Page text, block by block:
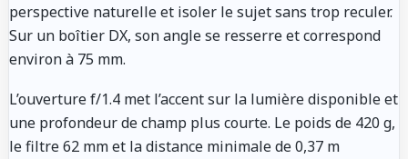
perspective naturelle et isoler le sujet sans trop reculer.
Sur un boîtier DX, son angle se resserre et correspond
environ à 75 mm.
L’ouverture f/1.4 met l’accent sur la lumière disponible et
une profondeur de champ plus courte. Le poids de 420 g,
le filtre 62 mm et la distance minimale de 0,37 m